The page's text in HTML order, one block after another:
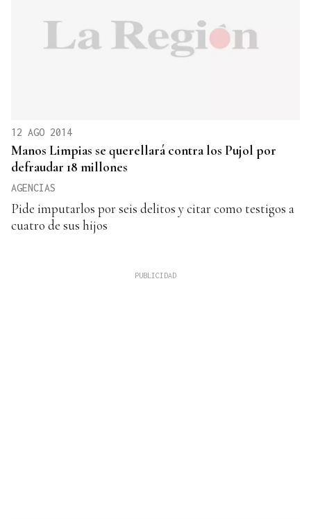
12 AGO 2014
Manos Limpias se querellará contra los Pujol por
defraudar 18 millones
AGENCIAS
Pide imputarlos por seis delitos y citar como testigos a
cuatro de sus hijos